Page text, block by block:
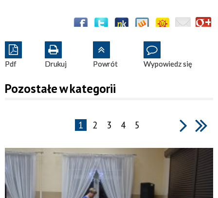
Pdf Drukuj Powrót Wypowiedz się
Pozostałe w kategorii
1 2 3 4 5